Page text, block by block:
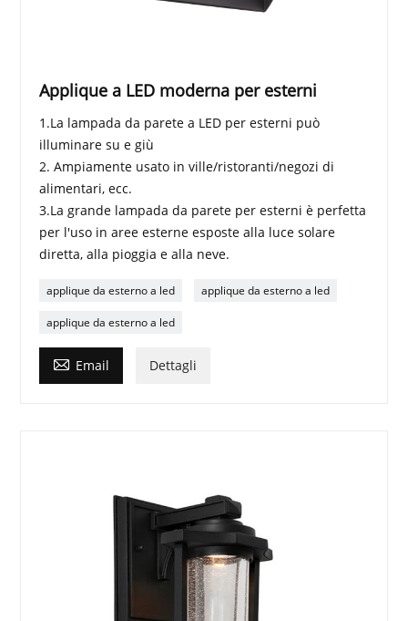
Applique a LED moderna per esterni
1.La lampada da parete a LED per esterni può
illuminare su e giù
2. Ampiamente usato in ville/ristoranti/negozi di
alimentari, ecc.
3.La grande lampada da parete per esterni è perfetta
per l'uso in aree esterne esposte alla luce solare
diretta, alla pioggia e alla neve.
applique da esterno a led applique da esterno a led
applique da esterno a led
 Email Dettagli